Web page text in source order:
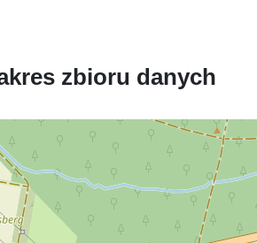
zbioru danych